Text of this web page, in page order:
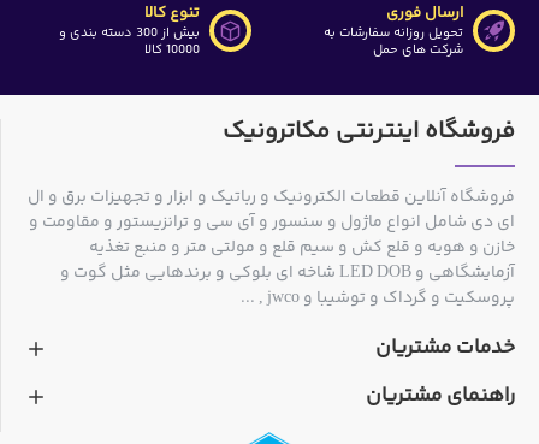
ارسال فوری
تحویل روزانه سفارشات به
شرکت های حمل
تنوع کالا
بیش از 300 دسته بندی و
10000 کالا
فروشگاه اینترنتی مکاترونیک
فروشگاه آنلاین قطعات الکترونیک و رباتیک و ابزار و تجهیزات برق و ال
ای دی شامل انواع ماژول و سنسور و آی سی و ترانزیستور و مقاومت و
خازن و هویه و قلع کش و سیم قلع و مولتی متر و منبع تغذیه
آزمایشگاهی و LED DOB شاخه ای بلوکی و برندهایی مثل گوت و
پروسکیت و گرداک و توشیبا و jwco , ...
خدمات مشتریان
راهنمای مشتریان